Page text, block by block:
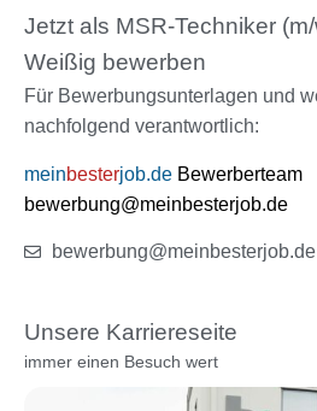
Jetzt als MSR-Techniker
Weißig bewerben
Für Bewerbungsunterlagen und
nachfolgend verantwortlich:
meinbesterjob.de Bewerberteam
bewerbung@meinbesterjob.de
bewerbung@meinbesterjob.de
Unsere Karriereseite
immer einen Besuch wert